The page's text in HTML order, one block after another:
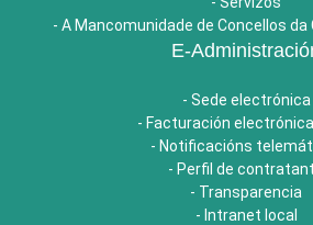
- A Mancomunidade de Concellos da
E-
- Sede electrónica
- Facturación
- Notificacións
- Perfil de
- Transparencia
- Intranet local